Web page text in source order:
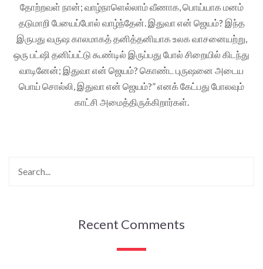
தோற்றவள் நான்; வாழ்நாளெல்லாம் வீணாக, பொய்யாக மனம்
தடுமாறி பேயைப்போல் வாழ்ந்தேன். இதுவா என் ஜெயம்? இந்த
இருபது வருஷ காலமாகத் தனித்தனியாக உலக வாசனையற்று,
ஒரு பட்ஷி தனிப்பட்டு கூண்டில் இருப்பது போல் சிறையில் கிடந்து
வாடினேன்; இதுவா என் ஜெயம்? கொண்ட புருஷனை அடைய
பொய் சொல்லி, இதுவா என் ஜெயம்?” எனக் கேட்பது போலவும்
காட்சி அமைத்திருக்கிறார்கள்.
Recent Comments